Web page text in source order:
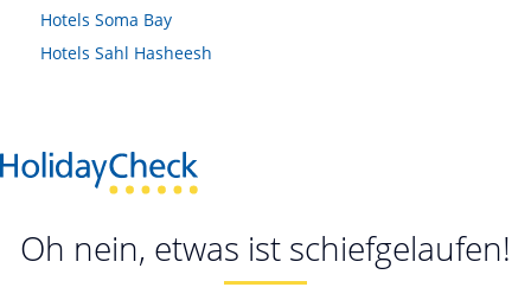
Hotels Soma Bay
Hotels Sahl Hasheesh
Oh nein, etwas ist schiefgelaufen!